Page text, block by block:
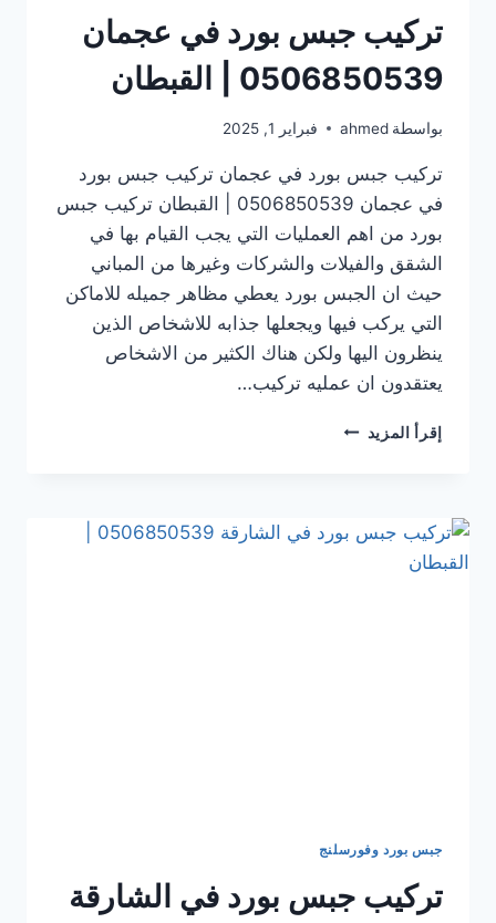
تركيب جبس بورد في عجمان
0506850539 | القبطان
بواسطة ahmed فبراير 1, 2025
تركيب جبس بورد في عجمان تركيب جبس بورد
في عجمان 0506850539 | القبطان تركيب جبس
بورد من اهم العمليات التي يجب القيام بها في
الشقق والفيلات والشركات وغيرها من المباني
حيث ان الجبس بورد يعطي مظاهر جميله للاماكن
التي يركب فيها ويجعلها جذابه للاشخاص الذين
ينظرون اليها ولكن هناك الكثير من الاشخاص
يعتقدون ان عمليه تركيب…
إقرأ المزيد تركيب
|
جبس بورد وفورسلنج
تركيب جبس بورد في الشارقة